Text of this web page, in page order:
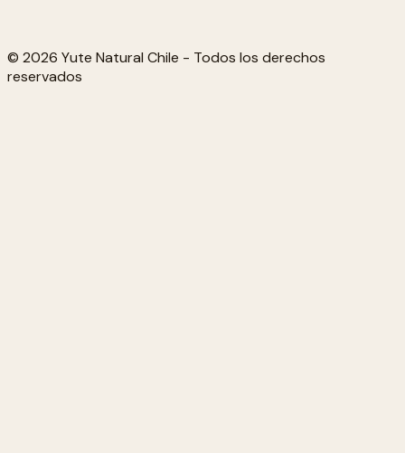
© 2026 Yute Natural Chile - Todos los derechos
reservados